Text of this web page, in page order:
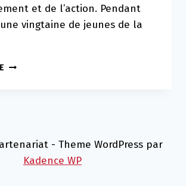
et de l’action. Pendant
vingtaine de jeunes de la
L’AGORA
FORT
- Theme WordPress par
Kadence WP